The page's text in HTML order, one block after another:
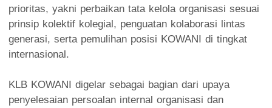
prioritas, yakni perbaikan tata kelola organisasi sesuai
prinsip kolektif kolegial, penguatan kolaborasi lintas
generasi, serta pemulihan posisi KOWANI di tingkat
internasional.
KLB KOWANI digelar sebagai bagian dari upaya
penyelesaian persoalan internal organisasi dan